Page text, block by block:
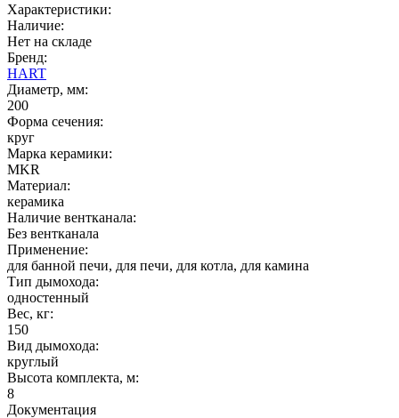
Характеристики:
Наличие:
Нет на складе
Бренд:
HART
Диаметр, мм:
200
Форма сечения:
круг
Марка керамики:
MKR
Материал:
керамика
Наличие вентканала:
Без вентканала
Применение:
для банной печи, для печи, для котла, для камина
Тип дымохода:
одностенный
Вес, кг:
150
Вид дымохода:
круглый
Высота комплекта, м:
8
Документация